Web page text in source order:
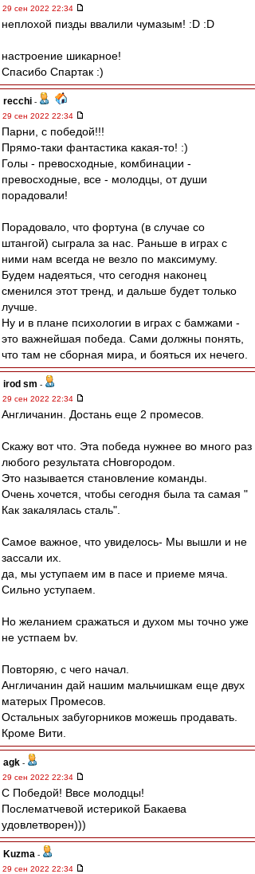
29 сен 2022 22:34
неплохой пизды ввалили чумазым! :D :D
настроение шикарное!
Спасибо Спартак :)
recchi -
29 сен 2022 22:34
Парни, с победой!!!
Прямо-таки фантастика какая-то! :)
Голы - превосходные, комбинации -
превосходные, все - молодцы, от души
порадовали!
Порадовало, что фортуна (в случае со
штангой) сыграла за нас. Раньше в играх с
ними нам всегда не везло по максимуму.
Будем надеяться, что сегодня наконец
сменился этот тренд, и дальше будет только
лучше.
Ну и в плане психологии в играх с бамжами -
это важнейшая победа. Сами должны понять,
что там не сборная мира, и бояться их нечего.
irod sm -
29 сен 2022 22:34
Англичанин. Достань еще 2 промесов.
Скажу вот что. Эта победа нужнее во много раз
любого результата сНовгородом.
Это называется становление команды.
Очень хочется, чтобы сегодня была та самая "
Как закалялась сталь".
Самое важное, что увиделось- Мы вышли и не
зассали их.
да, мы уступаем им в пасе и приеме мяча.
Сильно уступаем.
Но желанием сражаться и духом мы точно уже
не устпаем bv.
Повторяю, с чего начал.
Англичанин дай нашим мальчишкам еще двух
матерых Промесов.
Остальных забугорников можешь продавать.
Кроме Вити.
agk -
29 сен 2022 22:34
С Победой! Ввсе молодцы!
Послематчевой истерикой Бакаева
удовлетворен)))
Kuzma -
29 сен 2022 22:34